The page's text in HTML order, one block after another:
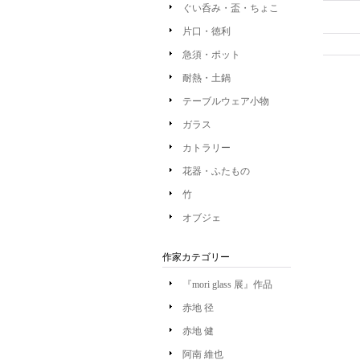
ぐい呑み・盃・ちょこ
片口・徳利
急須・ポット
耐熱・土鍋
テーブルウェア小物
ガラス
カトラリー
花器・ふたもの
竹
オブジェ
作家カテゴリー
『mori glass 展』作品
赤地 径
赤地 健
阿南 維也